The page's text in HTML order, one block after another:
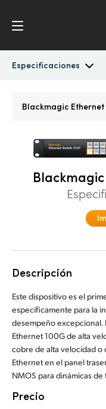
Especificaciones
Austria
Brazil
Denmark
Finland
France
Germany
Blackmagic
Descripción
Este dispositivo es el
específicamente para la
desempeño excepcional.
Ethernet 100G de alta
cobre de alta velocidad o
Ethernet en el panel
NMOS para dinámicas de
Precio